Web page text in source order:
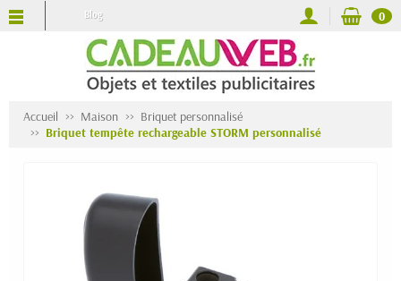
Blog 0
Accueil Maison
Briquet personnalisé
Briquet tempête rechargeable STORM personnalisé